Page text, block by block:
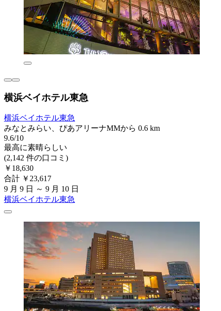
横浜ベイホテル東急
横浜ベイホテル東急
みなとみらい、ぴあアリーナMMから 0.6 km
9.6/10
最高に素晴らしい
(2,142 件の口コミ)
￥18,630
合計 ￥23,617
9 月 9 日 ～ 9 月 10 日
横浜ベイホテル東急